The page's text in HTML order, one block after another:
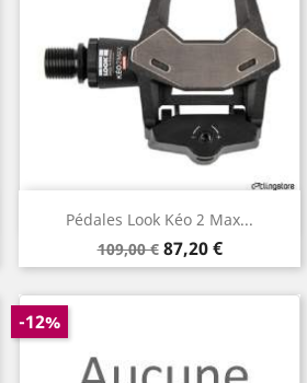
Pédales Look Kéo 2 Max...
Prix
de
base
109,00 € Prix
87,20 €
Aperçu rapide
-12%